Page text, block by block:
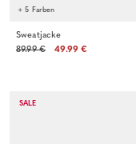
+ 5 Farben
Sweatjacke
89.99 €
49.99 €
SALE